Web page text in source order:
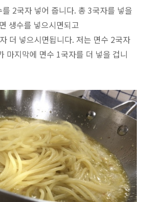
2국자 넣어 줍니다. 총 3국자를 넣을
생수를 넣으시면되고
더 넣으시면됩니다. 저는 면수 2국자
마지막에 면수 1국자를 더 넣을 겁니